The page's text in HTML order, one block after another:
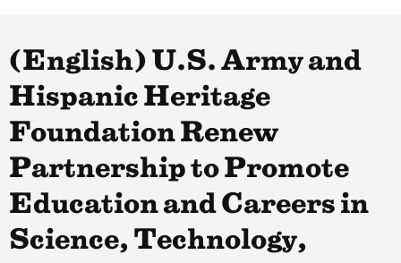
(English) U.S. Army and
Hispanic Heritage
Foundation Renew
Partnership to Promote
Education and Careers in
Science, Technology,